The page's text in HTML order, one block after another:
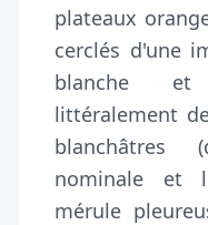
plateaux
cerclés d'une
blanche et
littéralement
blanchâtres
nominale et
mérule